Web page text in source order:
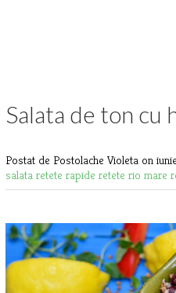
Salata de ton cu
Postat de Postolache Violeta on
salata retete rapide retete rio mare